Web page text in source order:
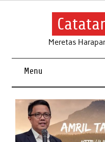
Skip
Meretas
Menu